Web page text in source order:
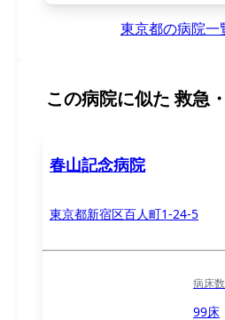
東京都の病院一
この病院に似た 救急
春山記念病院
東京都新宿区百人町1-24-5
病床数
99床